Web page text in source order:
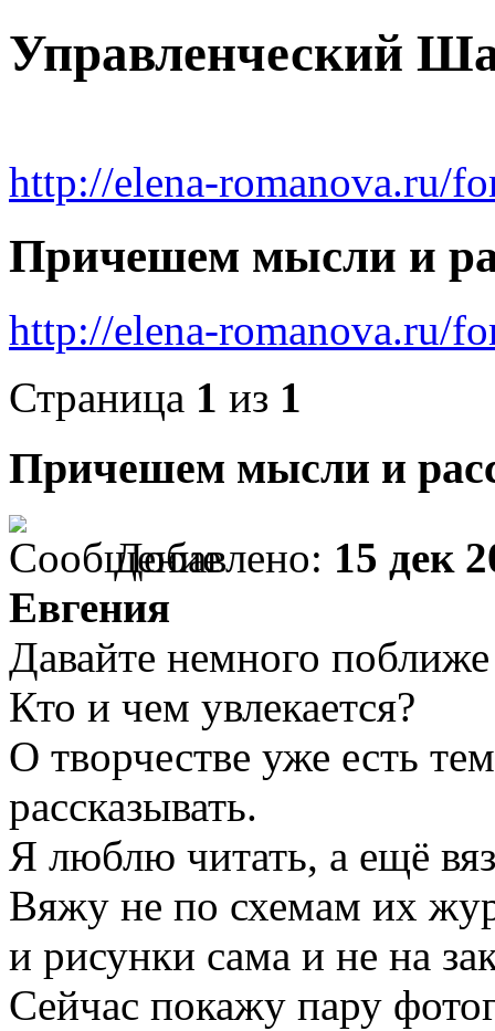
Управленческий
http://elena-romanova.ru/
Причешем мысли и
http://elena-romanova.ru/
Страница 1 из 1
Причешем мысли и
Добавлено: 15 дек
Евгения
Давайте немного
Кто и чем увлекается?
О творчестве уже есть
рассказывать.
Я люблю читать, а ещё
Вяжу не по схемам их
и рисунки сама и не на
Сейчас покажу пару